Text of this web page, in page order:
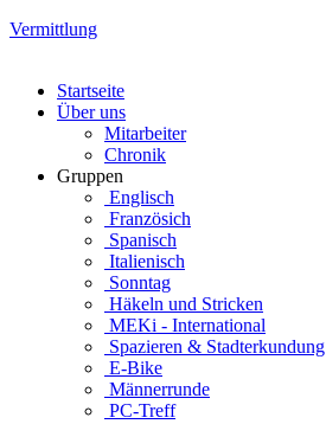
Vermittlung
Startseite
Über uns
Mitarbeiter
Chronik
Gruppen
Englisch
Französich
Spanisch
Italienisch
Sonntag
Häkeln und Stricken
MEKi - International
Spazieren & Stadterkundung
E-Bike
Männerrunde
PC-Treff